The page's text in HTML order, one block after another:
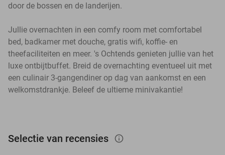
door de bossen en de landerijen.
Jullie overnachten in een comfy room met comfortabel
bed, badkamer met douche, gratis wifi, koffie- en
theefaciliteiten en meer. 's Ochtends genieten jullie van het
luxe ontbijtbuffet. Breid de overnachting eventueel uit met
een culinair 3-gangendiner op dag van aankomst en een
welkomstdrankje. Beleef de ultieme minivakantie!
Selectie van recensies info_outlined